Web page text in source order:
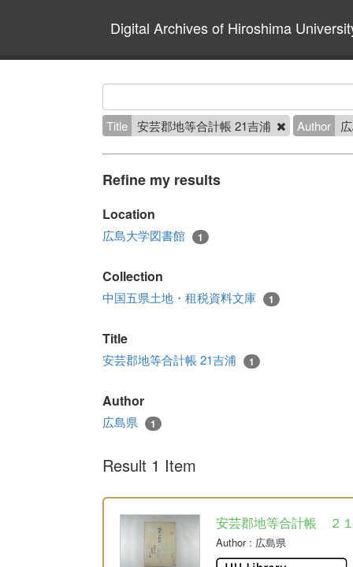
Digital Archives of Hiroshima
Title 安芸郡地等合計帳 21吉浦 Author
Refine my results
Location
広島大学図書館 1
Collection
中国五県土地・租税資料文庫 1
Title
安芸郡地等合計帳 21吉浦 1
Author
広島県 1
Result 1 Item
安芸郡地等合計帳 ２
Author: 広島県